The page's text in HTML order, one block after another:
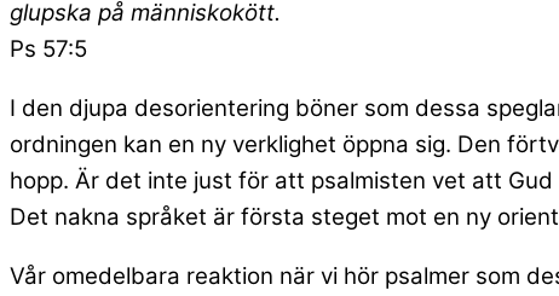
glupska på människokött.
Ps 57:5
I den djupa desorientering böner som dessa
ordningen kan en ny verklighet öppna sig. Den
hopp. Är det inte just för att psalmisten vet att
Det nakna språket är första steget mot en ny
Vår omedelbara reaktion när vi hör psalmer som